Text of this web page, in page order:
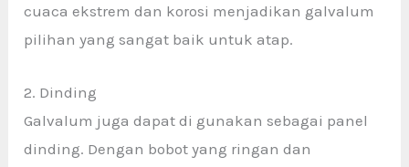
cuaca ekstrem dan korosi menjadikan galvalum
pilihan yang sangat baik untuk atap.
2. Dinding
Galvalum juga dapat di gunakan sebagai panel
dinding. Dengan bobot yang ringan dan